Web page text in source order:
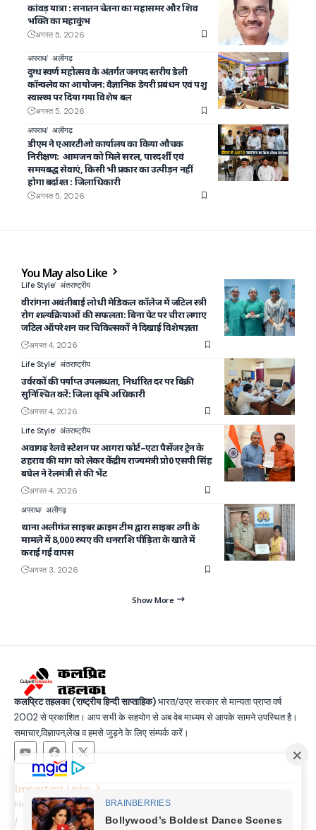
कांवड़ यात्रा : सनातन चेतना का महासमर और शिव
भक्ति का महाकुंभ
अगस्त 5, 2026
अपराध अलीगढ़
दुग्ध स्वर्ण महोत्सव के अंतर्गत जनपद स्तरीय डेली
कॉन्क्लेव का आयोजन: वैज्ञानिक डेयरी प्रबंधन एवं पशु
स्वास्थ्य पर दिया गया विशेष बल
अगस्त 5, 2026
अपराध अलीगढ़
डीएम ने एआरटीओ कार्यालय का किया औचक
निरीक्षण: आमजन को मिले सरल, पारदर्शी एवं
समयबद्ध सेवाएं, किसी भी प्रकार का उत्पीड़न नहीं
होगा बर्दाश्त : जिलाधिकारी
अगस्त 5, 2026
You May also Like
Life Style अंतराष्ट्रीय
वीरांगना अवंतीबाई लोधी मेडिकल कॉलेज में जटिल स्त्री
रोग शल्यक्रियाओं की सफलता: बिना पेट पर चीरा लगाए
जटिल ऑपरेशन कर चिकित्सकों ने दिखाई विशेषज्ञता
अगस्त 4, 2026
Life Style अंतराष्ट्रीय
उर्वरकों की पर्याप्त उपलब्धता, निर्धारित दर पर बिक्री
सुनिश्चित करें: जिला कृषि अधिकारी
अगस्त 4, 2026
Life Style अंतराष्ट्रीय
अवागढ़ रेलवे स्टेशन पर आगरा फोर्ट–एटा पैसेंजर ट्रेन के
ठहराव की मांग को लेकर केंद्रीय राज्यमंत्री प्रो0 एसपी सिंह
बघेल ने रेलमंत्री से की भेंट
अगस्त 4, 2026
अपराध अलीगढ़
थाना अलीगंज साइबर क्राइम टीम द्वारा साइबर ठगी के
मामले में 8,000 रुपए की धनराशि पीड़िता के खाते में
कराई गई वापस
अगस्त 3, 2026
Show More
कलप्रिट तहलका (राष्ट्रीय हिन्दी साप्ताहिक)भारत/उप्र सरकार से मान्यता प्राप्त वर्ष
2002 से प्रकाशित। आप सभी के सहयोग से अब वेब माध्यम से आपके सामने उपस्थित है।
समाचार,विज्ञापन,लेख व हमसे जुड़ने के लिए संम्पर्क करें।
Important Links
Home Latest News Contact
Privacy Policy
Terms and Condition Join Us